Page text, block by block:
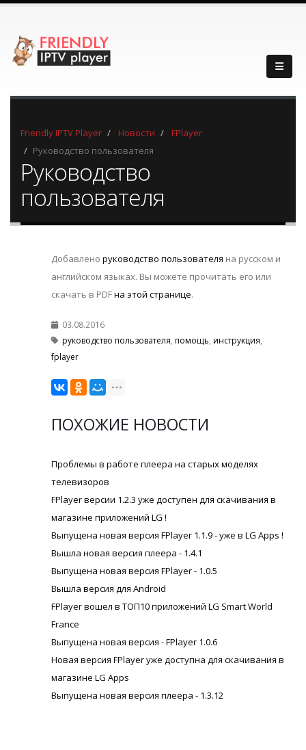
Friendly IPTV Player Новости
FPlayer
Руководство пользователя
Руководство
пользователя
Добавлено руководство пользователя на русском и
английском языках. Вы можете прочитать его или
скачать в PDFна этой странице.
03.08.2016
руководство пользователя помощь инструкция
fplayer
ПОХОЖИЕ НОВОСТИ
Проблемы в работе плеера на старых моделях
телевизоров
FPlayer версии 1.2.3 уже доступен для скачивания в
магазине приложений LG !
Выпущена новая версия FPlayer 1.1.9 - уже в LG Apps !
Вышла новая версия плеера - 1.4.1
Выпущена новая версия FPlayer - 1.0.5
Вышла версия для Android
FPlayer вошел в ТОП10 приложений LG Smart World
France
Выпущена новая версия - FPlayer 1.0.6
Новая версия FPlayer уже доступна для скачивания в
магазине LG Apps
Выпущена новая версия плеера - 1.3.12